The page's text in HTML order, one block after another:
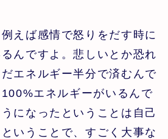
えば感情で怒りをだす時に
んですよ。悲しいとか恐れ
エネルギー半分で済むんで
エネルギーがいるんで
になったということは自己
いうことで、すごく大事な